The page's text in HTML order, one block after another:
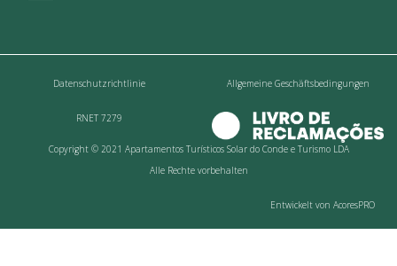
Datenschutzrichtlinie Allgemeine Geschäftsbedingungen
RNET 7279
Copyright © 2021 Apartamentos Turísticos Solar do Conde e Turismo LDA
Alle Rechte vorbehalten
Entwickelt von AcoresPRO